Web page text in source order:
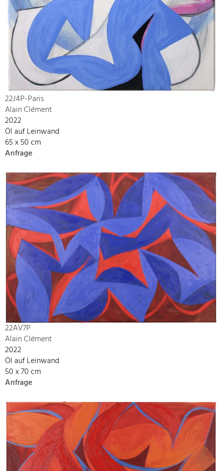
22J4P-Paris
Alain Clément
2022
Öl auf Leinwand
65 x 50 cm
Anfrage
22AV7P
Alain Clément
2022
Öl auf Leinwand
50 x 70 cm
Anfrage